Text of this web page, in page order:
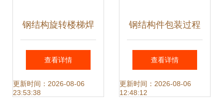
钢结构旋转楼梯焊
接工艺与技术规范
详解
查看详情
更新时间：2026-08-06
23:53:38
钢结构件包装过程
中应注意的关键事
项
查看详情
更新时间：2026-08-06
12:48:12